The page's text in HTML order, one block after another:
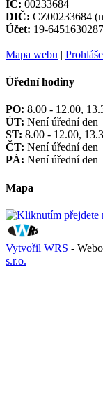
IČ: 00233684
DIČ: CZ00233684
Účet: 19-
Mapa webu |
Úřední hodiny
PO: 8.00 - 12.00,
ÚT: Není úřední den
ST: 8.00 - 12.00,
ČT: Není úřední den
PÁ: Není úřední den
Mapa
Vytvořil WRS -
s.r.o.